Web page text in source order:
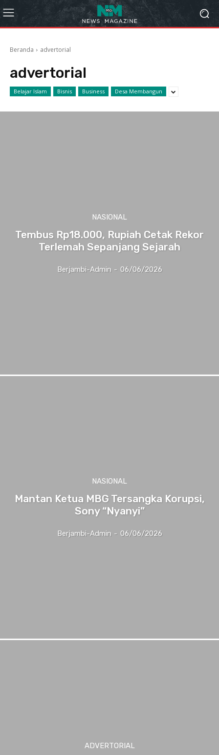
Beranda advertorial
advertorial
Belajar Islam Bisnis Business Desa Membangun
NASIONAL
Tembus Rp18.000, Rupiah Cetak Rekor
Terlemah Sepanjang Sejarah
Berjambi-Admin - 06/06/2026
NASIONAL
Mantan Ketua MBG Tersangka Korupsi,
Sony “Nyanyi”
Berjambi-Admin - 06/06/2026
ADVERTORIAL